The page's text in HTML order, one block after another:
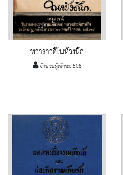
ทวาราวดีในห้วงนึก
จำนวนผู้เข้าชม 508